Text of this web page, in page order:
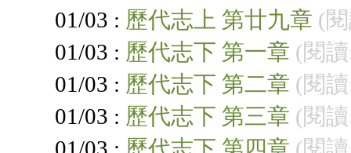
01/03 : 歷代志上 第廿九章 (
01/03 : 歷代志下 第一章 (閱
01/03 : 歷代志下 第二章 (閱
01/03 : 歷代志下 第三章 (閱